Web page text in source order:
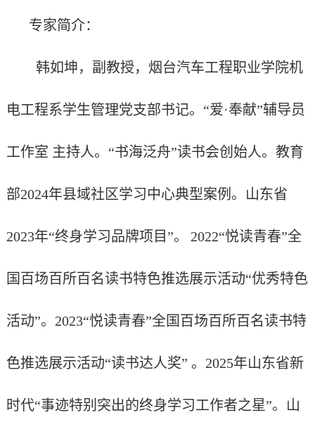
专家简介：
韩如坤，副教授，烟台汽车工程职业学院机
电工程系学生管理党支部书记。 “爱·奉献”辅导员
工作室 主持人。“书海泛舟”读书会创始人。教育
部2024年县域社区学习中心典型案例。山东省
2023年“终身学习品牌项目”。 2022“悦读青春”全
国百场百所百名读书特色推选展示活动“优秀特色
活动”。 2023“悦读青春”全国百场百所百名读书特
色推选展示活动“读书达人奖” 。 2025年山东省新
时代“事迹特别突出的终身学习工作者之星”。山